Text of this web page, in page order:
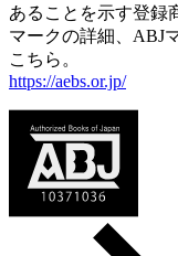
あることを示す登録
マークの詳細、ABJ
こちら。
https://aebs.or.jp/